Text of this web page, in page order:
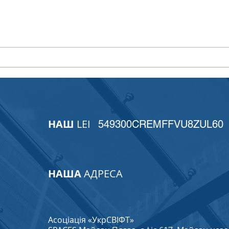
НАШ LEI 549300CREMFFVU8ZUL60
НАШААДРЕСА
Асоціація «УкрСВІФТ»